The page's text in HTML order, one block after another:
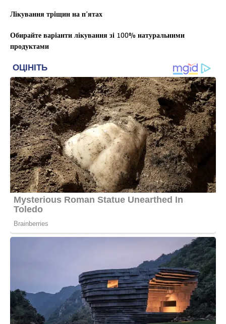
Лікування тріщин на п’ятах
Обирайте варіанти лікування зі 100% натуральними
продуктами